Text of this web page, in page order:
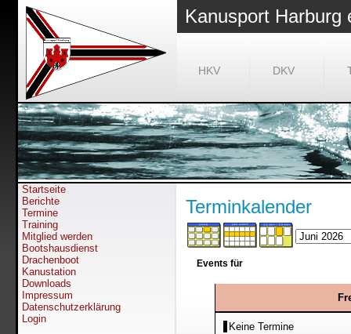
Kanusport Harburg
HKV DKV
Startseite
Berichte
Termine
Training
Mitglied werden
Bootshausdienst
Drachenboot
Kanustation
Downloads
Impressum
Datenschutzerklärung
Login
Terminkalender
Events für
Keine Termine